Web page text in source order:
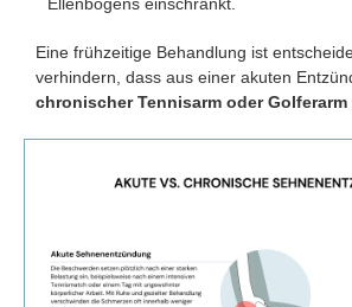
Eine frühzeitige Behandlung ist
verhindern, dass aus einer akuten
chronischer Tennisarm oder Golferarm